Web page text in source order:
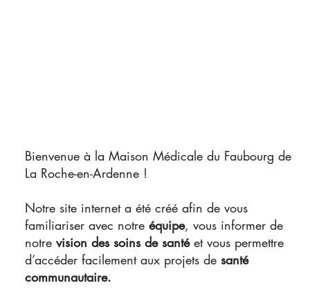
Bienvenue à la Maison Médicale du Faubourg de
La Roche-en-Ardenne !
Notre site internet a été créé afin de vous
familiariser avec notre équipe, vous informer de
notre vision des soins de santéet vous permettre
d’accéder facilement aux projets de santé
communautaire.